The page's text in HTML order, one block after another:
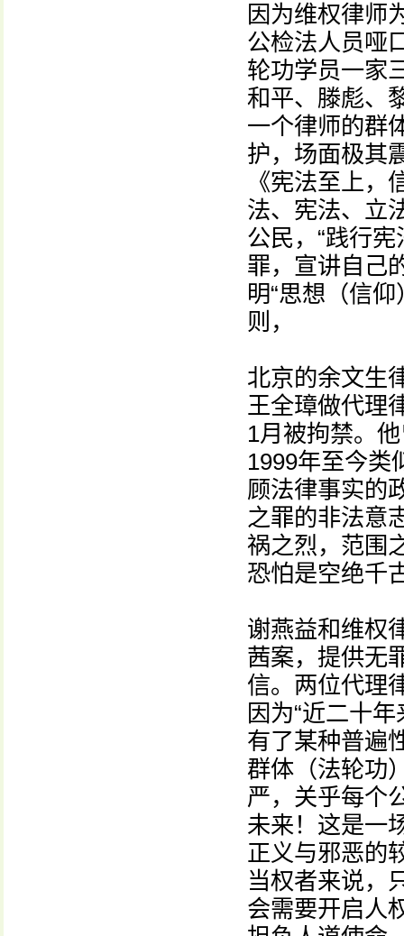
因为维权律师
公检法人员哑
轮功学员一家
和平、滕彪、
一个律师的群
护，场面极其
《宪法至上
法、宪法、立
公民，“践行
罪，宣讲自己
明“思想（信
则，
北京的余文生
王全璋做代理
1月被拘禁。
1999年至今类
顾法律事实的
之罪的非法意
祸之烈，范围
恐怕是空绝千
谢燕益和维权
茜案，提供无
信。两位代理
因为“近二十
有了某种普遍
群体（法轮功
严，关乎每个
未来！这是一
正义与邪恶的
当权者来说，
会需要开启人